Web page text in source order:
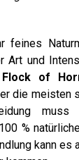
feines
Art und
of
die meisten
muss
%
kann es